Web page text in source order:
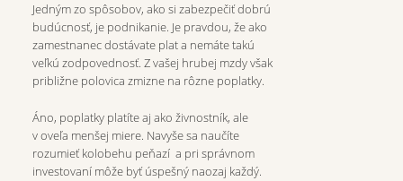
Jedným zo spôsobov, ako si zabezpečiť dobrú
budúcnosť, je podnikanie. Je pravdou, že ako
zamestnanec dostávate plat a nemáte takú
veľkú zodpovednosť. Z vašej hrubej mzdy však
približne polovica zmizne na rôzne poplatky.
Áno, poplatky platíte aj ako živnostník, ale
v oveľa menšej miere. Navyše sa naučíte
rozumieť kolobehu peňazí a pri správnom
investovaní môže byť úspešný naozaj každý.